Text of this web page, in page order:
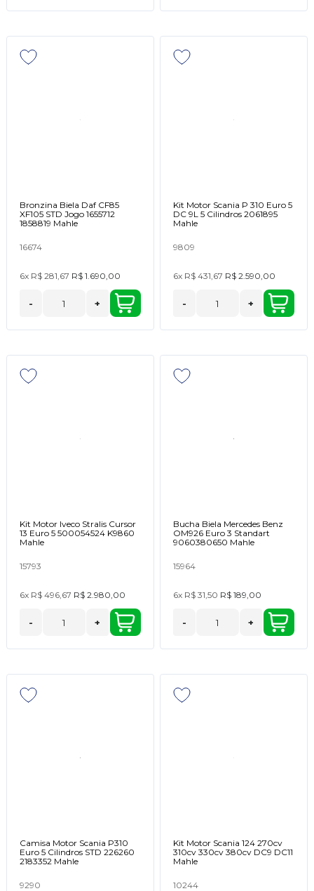
Bronzina Biela Daf CF85
XF105 STD Jogo 1655712
1858819 Mahle
16674
6x R$ 281,67 R$ 1.690,00
- +
Kit Motor Scania P 310 Euro 5
DC 9L 5 Cilindros 2061895
Mahle
9809
6x R$ 431,67 R$ 2.590,00
- +
Kit Motor Iveco Stralis Cursor
13 Euro 5 500054524 K9860
Mahle
15793
6x R$ 496,67 R$ 2.980,00
- +
Bucha Biela Mercedes Benz
OM926 Euro 3 Standart
9060380650 Mahle
15964
6x R$ 31,50 R$ 189,00
- +
Camisa Motor Scania P310
Euro 5 Cilindros STD 226260
2183352 Mahle
9290
Kit Motor Scania 124 270cv
310cv 330cv 380cv DC9 DC11
Mahle
10244